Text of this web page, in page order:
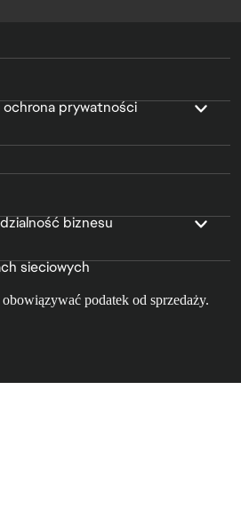
prywatności
biznesu
sieciowych
podatek od sprzedaży.